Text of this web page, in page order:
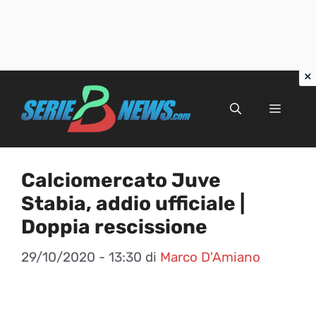
Menu
Calciomercato Juve
Stabia, addio ufficiale |
Doppia rescissione
29/10/2020 - 13:30 di Marco D'Amiano